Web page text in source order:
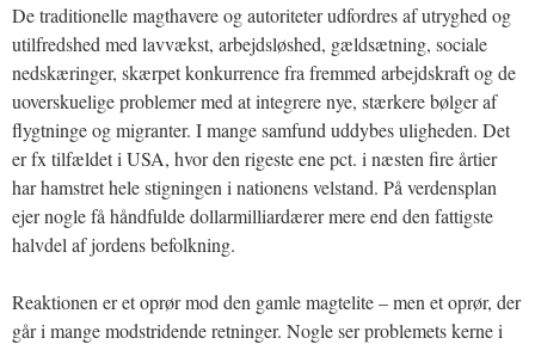
De traditionelle magthavere og autoriteter udfordres af utryghed og
utilfredshed med lavvækst, arbejdsløshed, gældsætning, sociale
nedskæringer, skærpet konkurrence fra fremmed arbejdskraft og de
uoverskuelige problemer med at integrere nye, stærkere bølger af
flygtninge og migranter. I mange samfund uddybes uligheden. Det
er fx tilfældet i USA, hvor den rigeste ene pct. i næsten fire årtier
har hamstret hele stigningen i nationens velstand. På verdensplan
ejer nogle få håndfulde dollarmilliardærer mere end den fattigste
halvdel af jordens befolkning.
Reaktionen er et oprør mod den gamle magtelite – men et oprør, der
går i mange modstridende retninger. Nogle ser problemets kerne i